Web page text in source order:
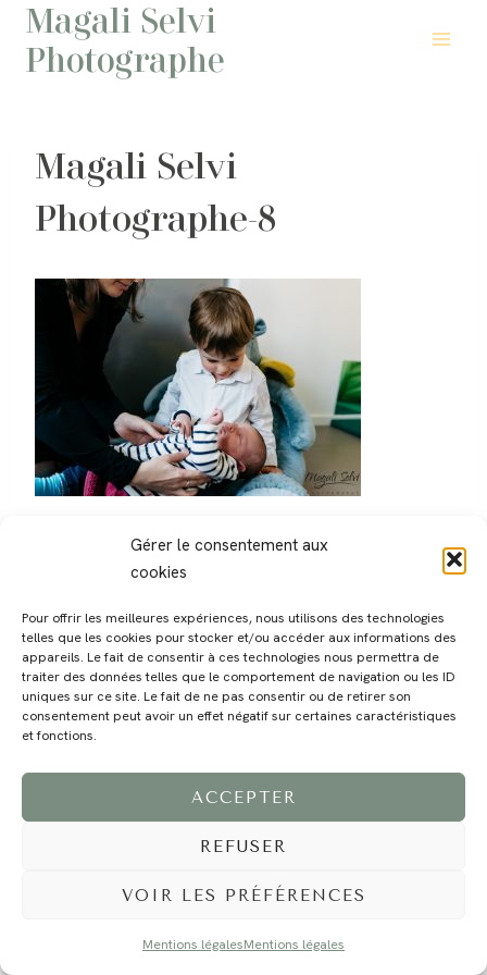
Gérer le consentement aux
cookies
Pour offrir les meilleures expériences, nous utilisons des technologies
telles que les cookies pour stocker et/ou accéder aux informations des
appareils. Le fait de consentir à ces technologies nous permettra de
traiter des données telles que le comportement de navigation ou les ID
uniques sur ce site. Le fait de ne pas consentir ou de retirer son
consentement peut avoir un effet négatif sur certaines caractéristiques
et fonctions.
ACCEPTER
REFUSER
VOIR LES PRÉFÉRENCES
Mentions légalesMentions légales
Aller
contenu
Magali Selvi
Photographe
Magali Selvi
Photographe-8
MAGALI PRESTATIONS YOGA VOYAGE BLOG CONTACT
©2024 EI Magali Selvi - Photographe Famille et Mariage - Nice - Côte d'Azur -